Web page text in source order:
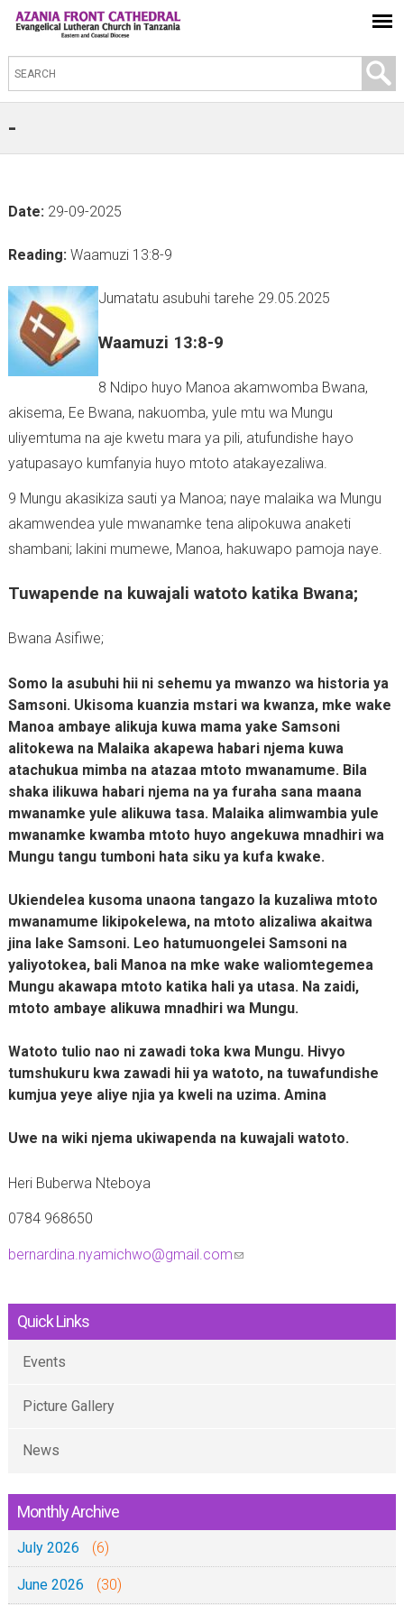
S
e
t
h
s
i
-
Date: 29-09-2025
Reading: Waamuzi 13:8-9
Jumatatu asubuhi tarehe 29.05.2025
Waamuzi 13:8-9
8 Ndipo huyo Manoa akamwomba Bwana,
akisema, Ee Bwana, nakuomba, yule mtu wa Mungu
uliyemtuma na aje kwetu mara ya pili, atufundishe hayo
yatupasayo kumfanyia huyo mtoto atakayezaliwa.
9 Mungu akasikiza sauti ya Manoa; naye malaika wa Mungu
akamwendea yule mwanamke tena alipokuwa anaketi
shambani; lakini mumewe, Manoa, hakuwapo pamoja naye.
Tuwapende na kuwajali watoto katika Bwana;
Bwana Asifiwe;
Somo la asubuhi hii ni sehemu ya mwanzo wa historia ya
Samsoni. Ukisoma kuanzia mstari wa kwanza, mke wake
Manoa ambaye alikuja kuwa mama yake Samsoni
alitokewa na Malaika akapewa habari njema kuwa
atachukua mimba na atazaa mtoto mwanamume. Bila
shaka ilikuwa habari njema na ya furaha sana maana
mwanamke yule alikuwa tasa. Malaika alimwambia yule
mwanamke kwamba mtoto huyo angekuwa mnadhiri wa
Mungu tangu tumboni hata siku ya kufa kwake.
Ukiendelea kusoma unaona tangazo la kuzaliwa mtoto
mwanamume likipokelewa, na mtoto alizaliwa akaitwa
jina lake Samsoni. Leo hatumuongelei Samsoni na
yaliyotokea, bali Manoa na mke wake waliomtegemea
Mungu akawapa mtoto katika hali ya utasa. Na zaidi,
mtoto ambaye alikuwa mnadhiri wa Mungu.
Watoto tulio nao ni zawadi toka kwa Mungu. Hivyo
tumshukuru kwa zawadi hii ya watoto, na tuwafundishe
kumjua yeye aliye njia ya kweli na uzima. Amina
Uwe na wiki njema ukiwapenda na kuwajali watoto.
Heri Buberwa Nteboya
0784 968650
bernardina.nyamichwo@gmail.com(
i
-
Quick Links
Events
Picture Gallery
News
Monthly Archive
July 2026 (6)
June 2026 (30)